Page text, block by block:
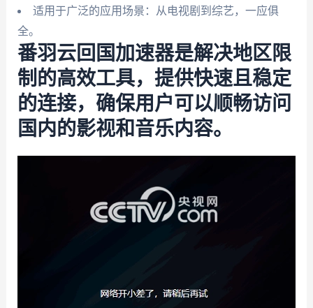
适用于广泛的应用场景：从电视剧到综艺，一应俱
全。
番羽云回国加速器是解决地区限
制的高效工具，提供快速且稳定
的连接，确保用户可以顺畅访问
国内的影视和音乐内容。